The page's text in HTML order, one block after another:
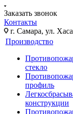
Заказать звонок
Контакты
г. Самара, ул.
Производство
стекло
профиль
конструкции